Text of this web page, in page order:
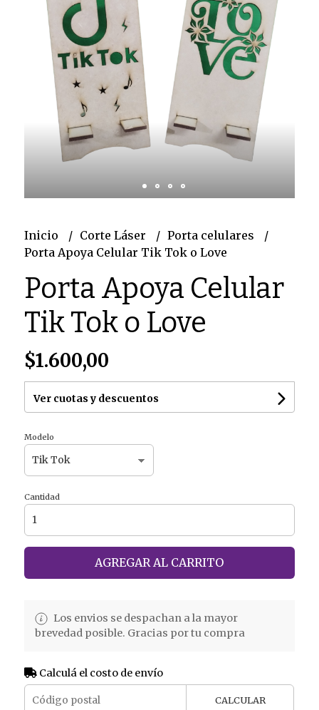
Inicio Corte Láser
Porta celulares
Porta Apoya Celular Tik Tok o Love
Porta Apoya Celular
Tik Tok o Love
$1.600,00
Ver cuotas y descuentos
Modelo
Cantidad
AGREGAR AL CARRITO
Los envios se despachan a la mayor
brevedad posible. Gracias por tu compra
Calculá el costo de envío
CALCULAR